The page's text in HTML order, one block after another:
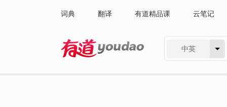
词典 翻译 有道精品课 云笔记
中英